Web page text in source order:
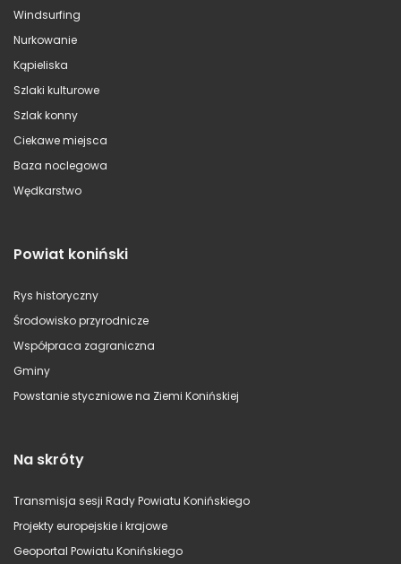
Windsurfing
Nurkowanie
Kąpieliska
Szlaki kulturowe
Szlak konny
Ciekawe miejsca
Baza noclegowa
Wędkarstwo
Powiat koniński
Rys historyczny
Środowisko przyrodnicze
Współpraca zagraniczna
Gminy
Powstanie styczniowe na Ziemi Konińskiej
Na skróty
Transmisja sesji Rady Powiatu Konińskiego
Projekty europejskie i krajowe
Geoportal Powiatu Konińskiego